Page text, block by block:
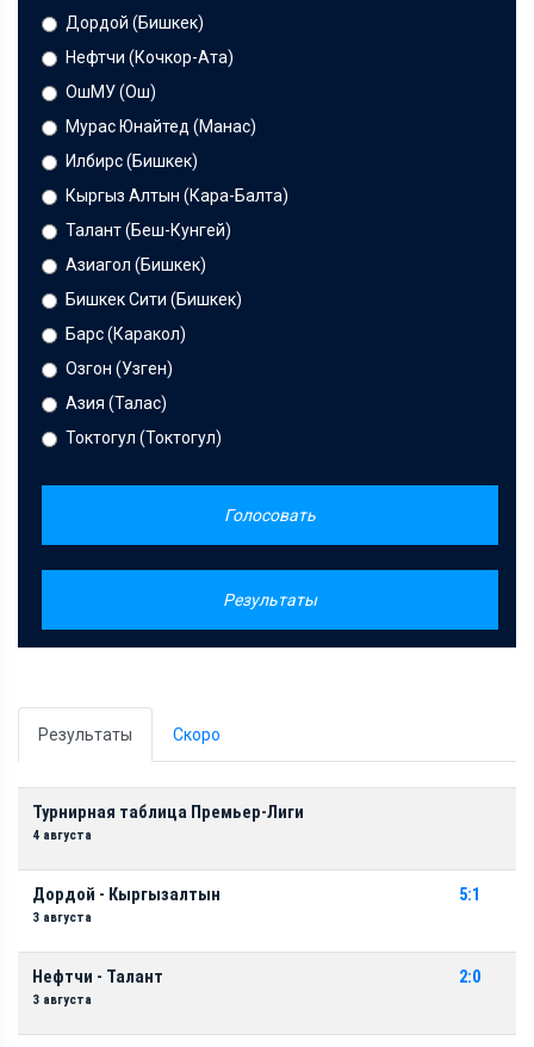
Дордой (Бишкек)
Нефтчи (Кочкор-Ата)
ОшМУ (Ош)
Мурас Юнайтед (Манас)
Илбирс (Бишкек)
Кыргыз Алтын (Кара-Балта)
Талант (Беш-Кунгей)
Азиагол (Бишкек)
Бишкек Сити (Бишкек)
Барс (Каракол)
Озгон (Узген)
Азия (Талас)
Токтогул (Токтогул)
Голосовать
Результаты
Результаты Скоро
Турнирная таблица Премьер-Лиги
4 августа
Дордой - Кыргызалтын
3 августа
5:1
Нефтчи - Талант
3 августа
2:0